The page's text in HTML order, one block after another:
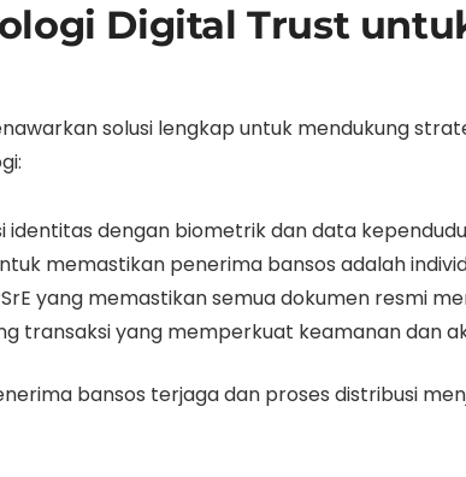
Digital Trust
solusi lengkap untuk mendukung
identitas dengan biometrik dan data
memastikan penerima bansos adalah
yang memastikan semua dokumen resmi
transaksi yang memperkuat keamanan dan
bansos terjaga dan proses distribusi